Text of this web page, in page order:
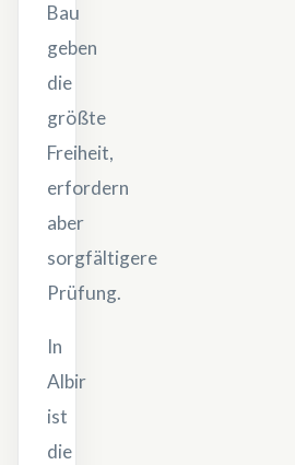
Bau
geben
die
größte
Freiheit,
erfordern
aber
sorgfältigere
Prüfung.
In
Albir
ist
die